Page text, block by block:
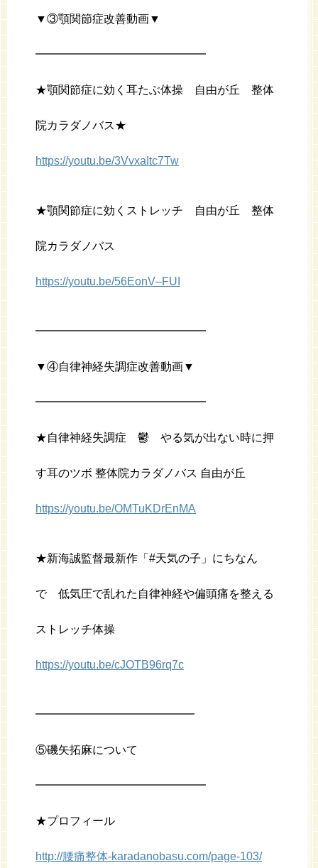
▼③顎関節症改善動画▼
━━━━━━━━━━━━━━━
★顎関節症に効く耳たぶ体操 自由が丘 整体
院カラダノバス★
https://youtu.be/3VvxaItc7Tw
★顎関節症に効くストレッチ 自由が丘 整体
院カラダノバス
https://youtu.be/56EonV–FUI
━━━━━━━━━━━━━━━
▼④自律神経失調症改善動画▼
━━━━━━━━━━━━━━━
★自律神経失調症 鬱 やる気が出ない時に押
す耳のツボ 整体院カラダノバス 自由が丘
https://youtu.be/OMTuKDrEnMA
★新海誠監督最新作「#天気の子」にちなん
で 低気圧で乱れた自律神経や偏頭痛を整える
ストレッチ体操
https://youtu.be/cJOTB96rq7c
━━━━━━━━━━━━━━
⑤磯矢拓麻について
━━━━━━━━━━━━━━━
★プロフィール
http://腰痛整体-karadanobasu.com/page-103/